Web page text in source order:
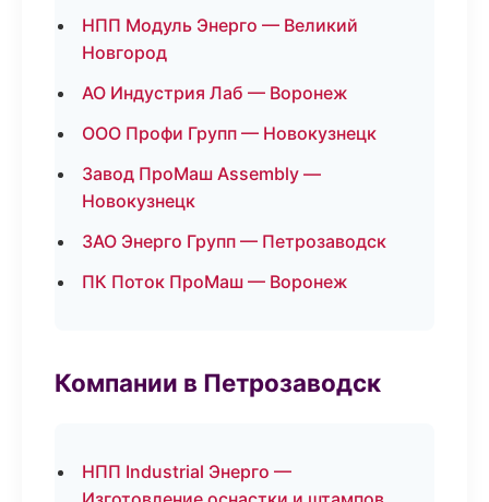
НПП Модуль Энерго — Великий
Новгород
АО Индустрия Лаб — Воронеж
ООО Профи Групп — Новокузнецк
Завод ПроМаш Assembly —
Новокузнецк
ЗАО Энерго Групп — Петрозаводск
ПК Поток ПроМаш — Воронеж
Компании в Петрозаводск
НПП Industrial Энерго —